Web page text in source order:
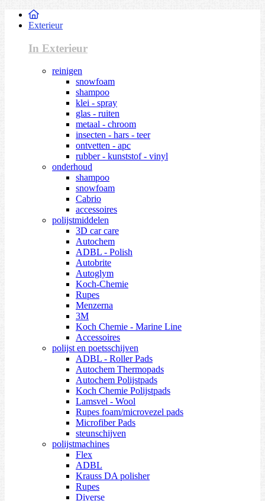
Exterieur
In Exterieur
reinigen
snowfoam
shampoo
klei - spray
glas - ruiten
metaal - chroom
insecten - hars - teer
ontvetten - apc
rubber - kunststof - vinyl
onderhoud
shampoo
snowfoam
Cabrio
accessoires
polijstmiddelen
3D car care
Autochem
ADBL - Polish
Autobrite
Autoglym
Koch-Chemie
Rupes
Menzerna
3M
Koch Chemie - Marine Line
Accessoires
polijst en poetsschijven
ADBL - Roller Pads
Autochem Thermopads
Autochem Polijstpads
Koch Chemie Polijstpads
Lamsvel - Wool
Rupes foam/microvezel pads
Microfiber Pads
steunschijven
polijstmachines
Flex
ADBL
Krauss DA polisher
Rupes
Diverse